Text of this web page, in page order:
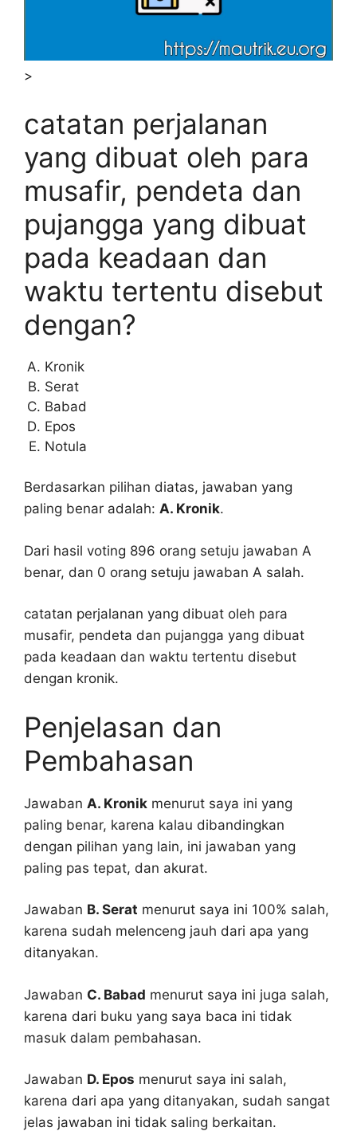
>
catatan perjalanan
yang dibuat oleh para
musafir, pendeta dan
pujangga yang dibuat
pada keadaan dan
waktu tertentu disebut
dengan?
Kronik
Serat
Babad
Epos
Notula
Berdasarkan pilihan diatas, jawaban yang
paling benar adalah: A. Kronik.
Dari hasil voting 896 orang setuju jawaban A
benar, dan 0 orang setuju jawaban A salah.
catatan perjalanan yang dibuat oleh para
musafir, pendeta dan pujangga yang dibuat
pada keadaan dan waktu tertentu disebut
dengan kronik.
Penjelasan dan
Pembahasan
Jawaban A. Kronik menurut saya ini yang
paling benar, karena kalau dibandingkan
dengan pilihan yang lain, ini jawaban yang
paling pas tepat, dan akurat.
Jawaban B. Serat menurut saya ini 100% salah,
karena sudah melenceng jauh dari apa yang
ditanyakan.
Jawaban C. Babad menurut saya ini juga salah,
karena dari buku yang saya baca ini tidak
masuk dalam pembahasan.
Jawaban D. Epos menurut saya ini salah,
karena dari apa yang ditanyakan, sudah sangat
jelas jawaban ini tidak saling berkaitan.